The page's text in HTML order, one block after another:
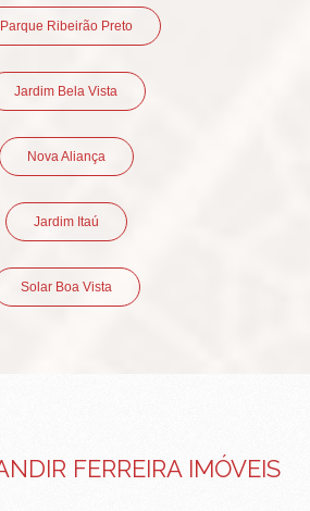
Parque Ribeirão Preto
Jardim Bela Vista
Nova Aliança
Jardim Itaú
Solar Boa Vista
FERREIRA IMÓVEIS